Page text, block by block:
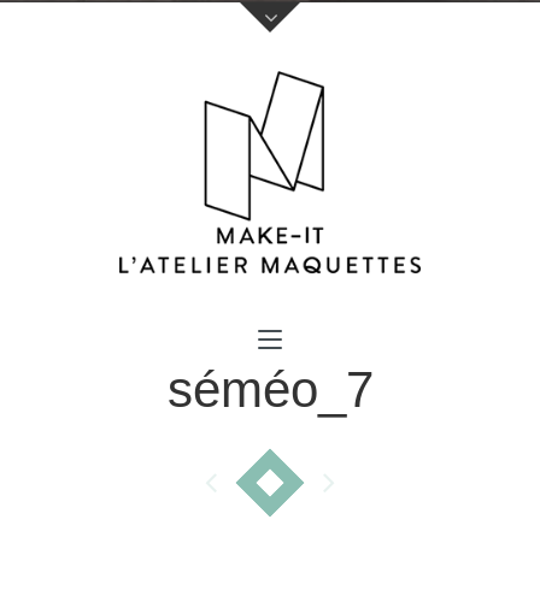
Votre nom (obligatoire)
Votre e-mail (obligatoire)séméo_7